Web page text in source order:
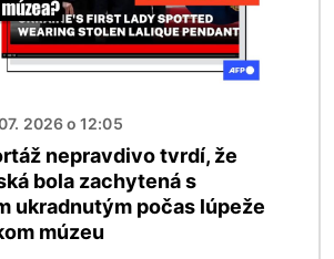
2026 o 12:05
nepravdivo tvrdí, že
bola zachytená s
ukradnutým počas lúpeže
múzeu